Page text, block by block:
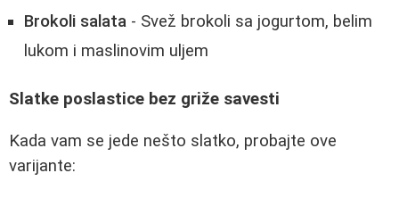
Brokoli salata - Svež brokoli sa jogurtom, belim
lukom i maslinovim uljem
Slatke poslastice bez griže savesti
Kada vam se jede nešto slatko, probajte ove
varijante: